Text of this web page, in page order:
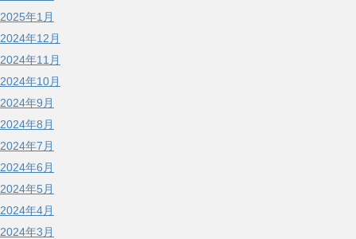
2025年1月
2024年12月
2024年11月
2024年10月
2024年9月
2024年8月
2024年7月
2024年6月
2024年5月
2024年4月
2024年3月